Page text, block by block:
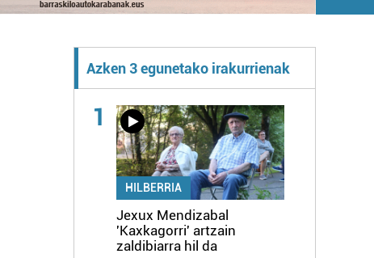
Azken 3 egunetako irakurrienak
1
HILBERRIA
Jexux Mendizabal
'Kaxkagorri' artzain
zaldibiarra hil da